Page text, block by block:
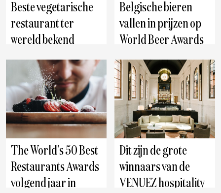
Beste vegetarische
restaurant ter
wereld bekend
Belgische bieren
vallen in prijzen op
World Beer Awards
The World’s 50 Best
Restaurants Awards
volgend jaar in
Dit zijn de grote
winnaars van de
VENUEZ hospitality